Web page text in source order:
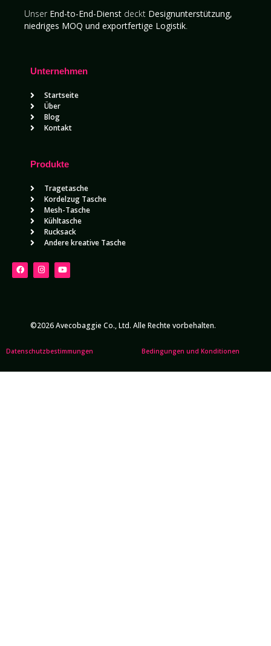
Unser End-to-End-Dienst deckt Designunterstützung,
niedriges MOQ und exportfertige Logistik.
Unternehmen
Startseite
Über
Blog
Kontakt
Produkte
Tragetasche
Kordelzug Tasche
Mesh-Tasche
Kühltasche
Rucksack
Andere kreative Tasche
©2026 Avecobaggie Co., Ltd. Alle Rechte vorbehalten.
Datenschutzbestimmungen Bedingungen und Konditionen